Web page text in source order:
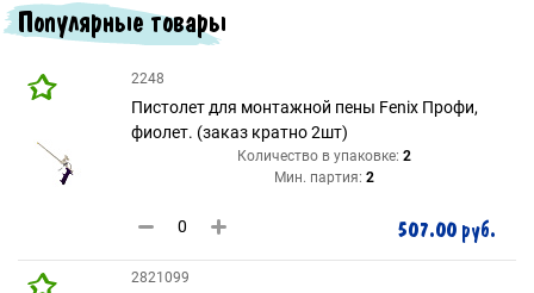
Популярные товары
2248
Пистолет для монтажной пены Fenix Профи,
фиолет. (заказ кратно 2шт)
Количество в упаковке: 2
Мин. партия: 2
507.00 руб.
2821099